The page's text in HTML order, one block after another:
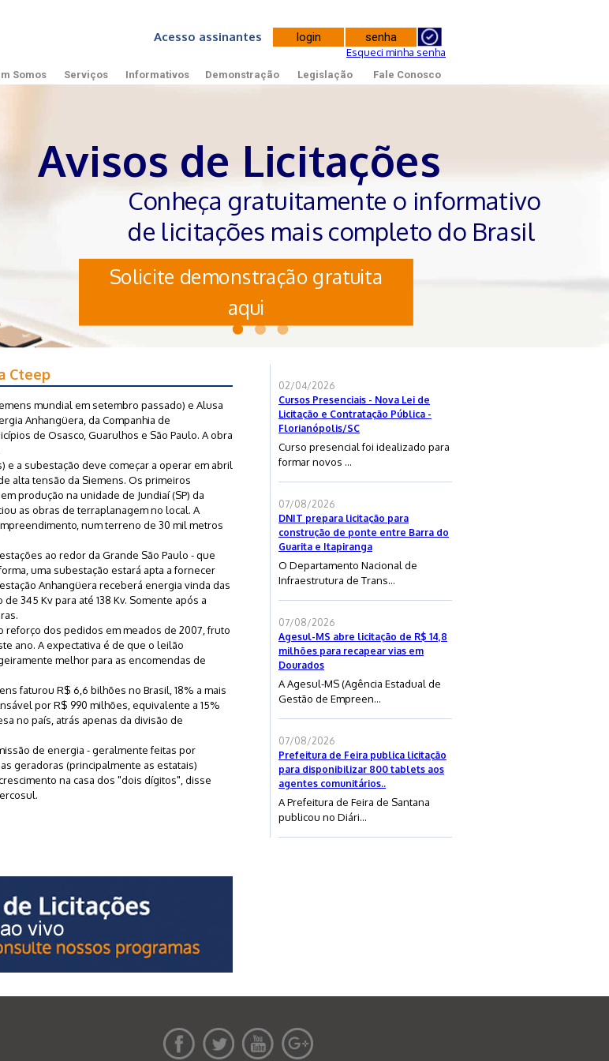
Acesso assinantes
Esqueci minha senha
Somos Serviços Informativos Demonstração Legislação Fale Conosco
Avisos de Licitações
Conheça gratuitamente o informativo
de licitações mais completo do Brasil
Solicite demonstração gratuita
aqui
Cteep
mundial em setembro passado) e Alusa
Anhangüera, da Companhia de
de Osasco, Guarulhos e São Paulo. A obra
a subestação deve começar a operar em abril
alta tensão da Siemens. Os primeiros
produção na unidade de Jundiaí (SP) da
as obras de terraplanagem no local. A
num terreno de 30 mil metros
ao redor da Grande São Paulo - que
uma subestação estará apta a fornecer
Anhangüera receberá energia vinda das
345 Kv para até 138 Kv. Somente após a
reforço dos pedidos em meados de 2007, fruto
ano. A expectativa é de que o leilão
melhor para as encomendas de
faturou R$ 6,6 bilhões no Brasil, 18% a mais
por R$ 990 milhões, equivalente a 15%
no país, atrás apenas da divisão de
de energia - geralmente feitas por
geradoras (principalmente as estatais)
na casa dos "dois dígitos", disse
02/04/2026
Cursos Presenciais - Nova Lei de
Licitação e Contratação Pública -
Florianópolis/SC
Curso presencial foi idealizado para
formar novos ...
07/08/2026
DNIT prepara licitação para
construção de ponte entre Barra do
Guarita e Itapiranga
O Departamento Nacional de
Infraestrutura de Trans...
07/08/2026
Agesul-MS abre licitação de R$ 14,8
milhões para recapear vias em
Dourados
A Agesul-MS (Agência Estadual de
Gestão de Empreen...
07/08/2026
Prefeitura de Feira publica licitação
para disponibilizar 800 tablets aos
agentes comunitários..
A Prefeitura de Feira de Santana
publicou no Diári...